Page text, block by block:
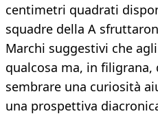
centimetri quadrati
squadre della A
Marchi suggestivi che
qualcosa ma, in
sembrare una curiosità
una prospettiva